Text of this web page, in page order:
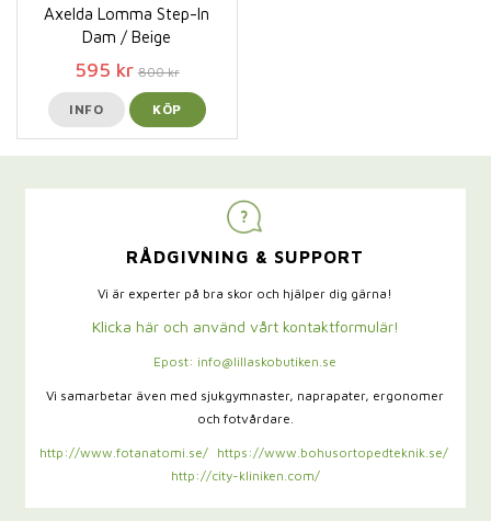
Axelda Lomma Step-In
Dam / Beige
595 kr 800 kr
INFO KÖP
RÅDGIVNING & SUPPORT
Vi är experter på bra skor och hjälper dig gärna!
Klicka här och använd vårt kontaktformulär!
Epost: info@lillaskobutiken.se
Vi samarbetar även med sjukgymnaster, naprapater, ergonomer
och fotvårdare.
http://www.fotanatomi.se/
https://www.bohusortopedteknik.se/
http://city-kliniken.com/